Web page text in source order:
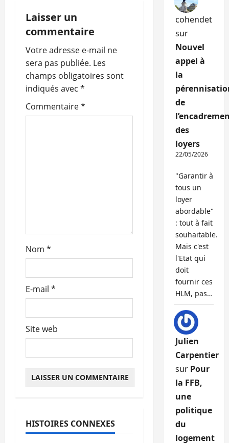
t
i
o
n
d
’
l
Laisser un
commentaire
Votre adresse e-mail ne
sera pas publiée. Les
champs obligatoires sont
indiqués avec *
Commentaire*
Nom *
E-mail *
Site web
HISTOIRES CONNEXES
Abonnés
cohendet
sur
Nouvel
appel à
la
de
des
loyers
22/05/2026
"Garantir à
tous un
loyer
abordable"
: tout à fait
souhaitable.
Mais c'est
l'Etat qui
doit
fournir ces
HLM, pas…
Julien
Carpentier
sur Pour
la FFB,
une
politique
du
logement